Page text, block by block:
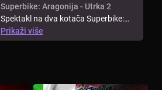
Superbike: Aragonija - Utrka 2
Spektakl na dva kotača Superbike:
Aragonija stiže na španjolski ...
Prikaži više